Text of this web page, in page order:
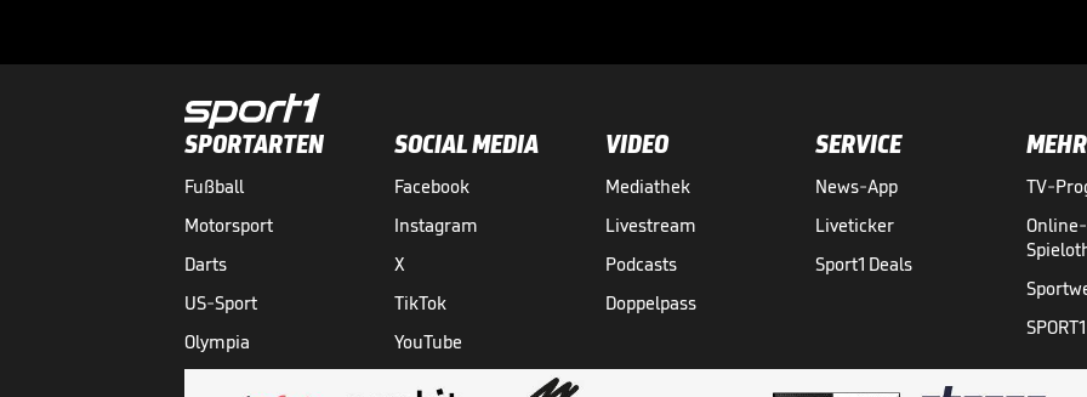
SPORTARTEN
Fußball
Motorsport
Darts
US-Sport
Olympia
SOCIAL MEDIA
Facebook
Instagram
X
TikTok
YouTube
VIDEO
Mediathek
Livestream
Podcasts
Doppelpass
SERVICE
News-App
Liveticker
Sport1 Deals
MEHR
TV-